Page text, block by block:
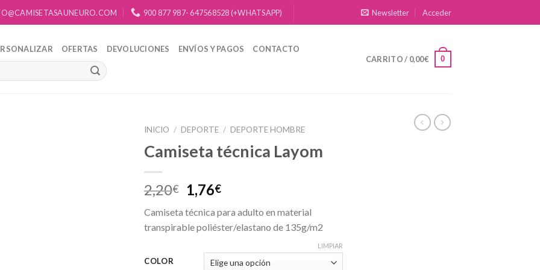
900 877 987- 647568528 (+WHATSAPP) Newsletter Acceder
OFERTAS DEVOLUCIONES ENVÍOS Y PAGOS
CONTACTO
CARRITO / 0,00€ 0
INICIO / DEPORTE / DEPORTE HOMBRE
Camiseta técnica Layom
2,20€ 1,76€
Camiseta técnica para adulto en material
transpirable poliéster/elastano de 135g/m2
COLOR
LIMPIAR